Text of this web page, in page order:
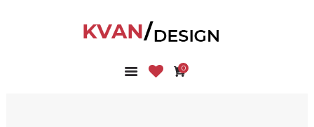
0
ГОЛОВНА